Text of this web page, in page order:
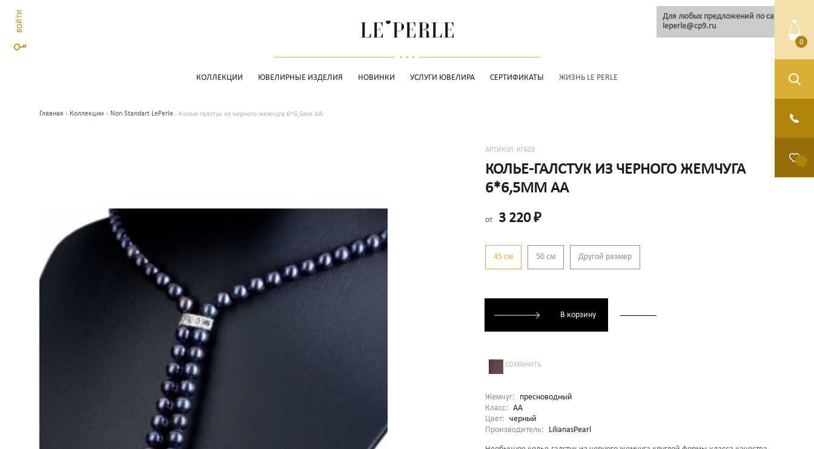
ВОЙТИ
0
КОЛЛЕКЦИИ ЮВЕЛИРНЫЕ ИЗДЕЛИЯ НОВИНКИ УСЛУГИ ЮВЕЛИРА СЕРТИФИКАТЫ ЖИЗНЬ LE PERLE
Главная Коллекции Non Standart LePerle Колье-галстук из черного жемчуга 6*6,5мм АА
АРТИКУЛ: КГ603
КОЛЬЕ-ГАЛСТУК ИЗ ЧЕРНОГО ЖЕМЧУГА
6*6,5ММ АА
от 3 220₽
45 см 50 см Другой размер
В корзину
СОХРАНИТЬ
Жемчуг:
пресноводный
Класс: AA
Цвет: черный
Производитель:
LilianasPearl
Для любых предложений по сайту:
leperle@cp9.ru